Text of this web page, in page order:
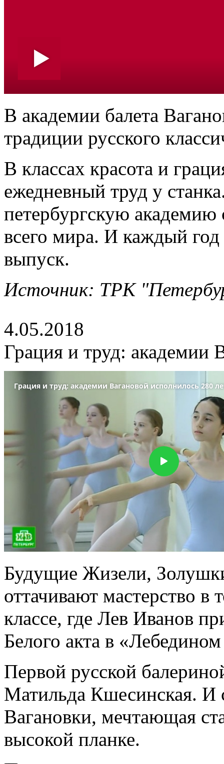
В академии балета
традиции русского
В классах красота и
ежедневный труд у
петербургскую академию
всего мира. И каждый
выпуск.
Источник: ТРК
4.05.2018
Грация и труд: академии
Будущие Жизели,
оттачивают мастерство
классе, где Лев Иванов
Белого акта в
Первой русской
Матильда Кшесинская. И
Вагановки, мечтающая
высокой планке.